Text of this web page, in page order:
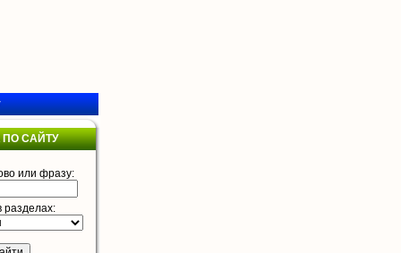
САЙТУ
или фразу:
разделах: